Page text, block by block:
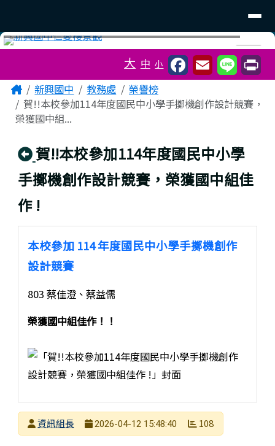
⏸
大 中 小
主內容區域
Home新興國中 教務處
榮譽榜
賀!!本校參加114年度國民中小學手擲機創作設計競賽，
榮獲國中組...
回上頁
賀!!本校參加114年度國民中小學
手擲機創作設計競賽，榮獲國中組佳
作 !
本校參加 114 年度國民中小學手擲機創作
設計競賽
803 蔡佳澄、蔡益儒
榮獲國中組佳作！！
發布者
資訊組長
2026-04-12 15:48:40 108
頁尾區域